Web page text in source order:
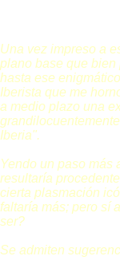
Una vez impreso a
plano base que bien
hasta ese
Iberista que me
a medio plazo una
Iberia".
Yendo un paso más
resultaría
cierta plasmación
faltaría más; pero sí
ser?
Se admiten